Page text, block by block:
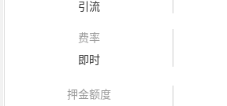
引流
费率
即时
押金额度